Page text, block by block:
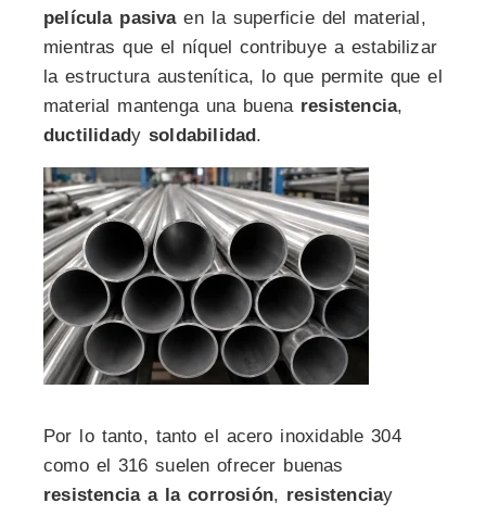
película pasivaen la superficie del material,
mientras que el níquel contribuye a estabilizar
la estructura austenítica, lo que permite que el
material mantenga una buena resistencia,
ductilidady soldabilidad.
Por lo tanto, tanto el acero inoxidable 304
como el 316 suelen ofrecer buenas
resistencia a la corrosión, resistenciay